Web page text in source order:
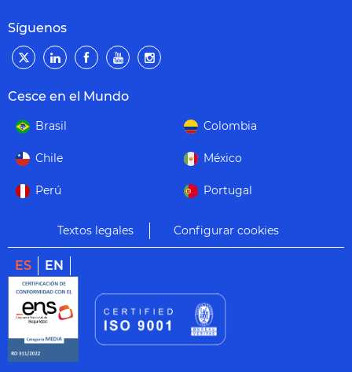
Síguenos
Cesce en el Mundo
Brasil Colombia
Chile México
Perú Portugal
Textos legales Configurar cookies
ES EN